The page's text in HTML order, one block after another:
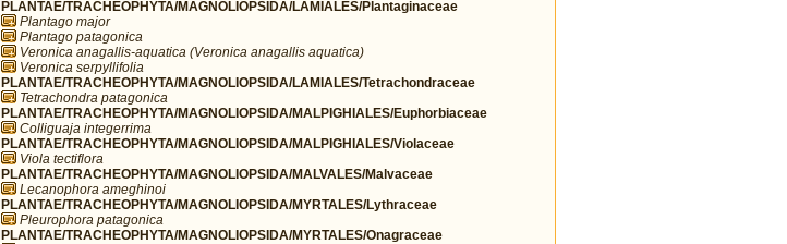
PLANTAE/TRACHEOPHYTA/MAGNOLIOPSIDA/LAMIALES/Plantaginaceae
Plantago major
Plantago patagonica
Veronica anagallis-aquatica (Veronica anagallis aquatica)
Veronica serpyllifolia
PLANTAE/TRACHEOPHYTA/MAGNOLIOPSIDA/LAMIALES/Tetrachondraceae
Tetrachondra patagonica
PLANTAE/TRACHEOPHYTA/MAGNOLIOPSIDA/MALPIGHIALES/Euphorbiaceae
Colliguaja integerrima
PLANTAE/TRACHEOPHYTA/MAGNOLIOPSIDA/MALPIGHIALES/Violaceae
Viola tectiflora
PLANTAE/TRACHEOPHYTA/MAGNOLIOPSIDA/MALVALES/Malvaceae
Lecanophora ameghinoi
PLANTAE/TRACHEOPHYTA/MAGNOLIOPSIDA/MYRTALES/Lythraceae
Pleurophora patagonica
PLANTAE/TRACHEOPHYTA/MAGNOLIOPSIDA/MYRTALES/Onagraceae